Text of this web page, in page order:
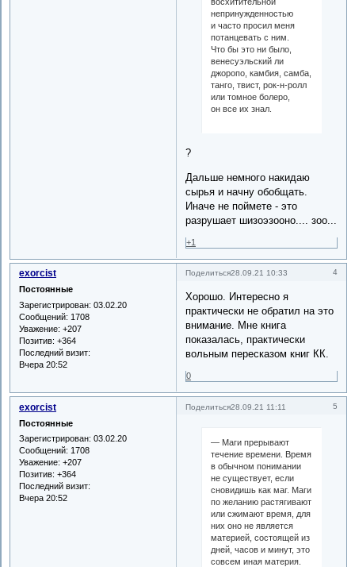
непринужденностью
и часто просил меня
потанцевать с ним.
Что бы это ни было,
венесуэльский ли
джоропо, камбия, самба,
танго, твист, рок-н-ролл
или томное болеро,
он все их знал.
?
Дальше немного накидаю
сырья и начну обобщать.
Иначе не поймете - это
разрушает шизоэзооно.... зоо...
+1
Поделиться 4
28.09.21 10:33
exorcist
Постоянные
Зарегистрирован: 03.02.20
Сообщений: 1708
Уважение: +207
Позитив: +364
Последний визит:
Вчера 20:52
Хорошо. Интересно я
практически не обратил на это
внимание. Мне книга
показалась, практически
вольным пересказом книг КК.
0
Поделиться 5
28.09.21 11:11
exorcist
Постоянные
Зарегистрирован: 03.02.20
Сообщений: 1708
Уважение: +207
Позитив: +364
Последний визит:
Вчера 20:52
— Маги прерывают
течение времени. Время
в обычном понимании
не существует, если
сновидишь как маг. Маги
по желанию растягивают
или сжимают время, для
них оно не является
материей, состоящей из
дней, часов и минут, это
совсем иная материя.